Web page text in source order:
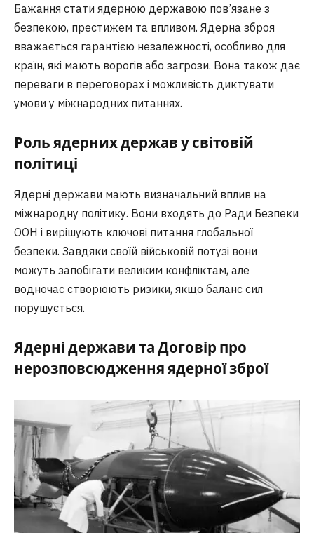
Бажання стати ядерною державою пов’язане з
безпекою, престижем та впливом. Ядерна зброя
вважається гарантією незалежності, особливо для
країн, які мають ворогів або загрози. Вона також дає
переваги в переговорах і можливість диктувати
умови у міжнародних питаннях.
Роль ядерних держав у світовій
політиці
Ядерні держави мають визначальний вплив на
міжнародну політику. Вони входять до Ради Безпеки
ООН і вирішують ключові питання глобальної
безпеки. Завдяки своїй військовій потузі вони
можуть запобігати великим конфліктам, але
водночас створюють ризики, якщо баланс сил
порушується.
Ядерні держави та Договір про
нерозповсюдження ядерної зброї